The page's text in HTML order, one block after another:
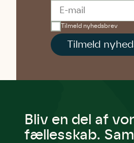
Din e-mail
Tilmeld nyhedsbrev
Tilmeld
Bliv en del af
fællesskab.